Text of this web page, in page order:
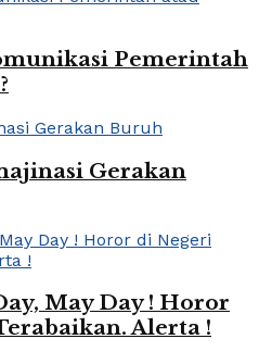
Pemerintah
Gerakan
May Day ! Horor
Alerta !